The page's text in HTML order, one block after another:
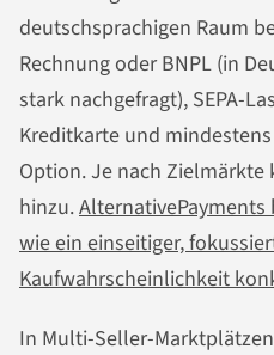
deutschsprachigen Raum
Rechnung oder BNPL (in
stark nachgefragt), SEPA-
Kreditkarte und
Option. Je nach
hinzu.
wie ein einseitiger,
Kaufwahrscheinlichkeit
In Multi-Seller-